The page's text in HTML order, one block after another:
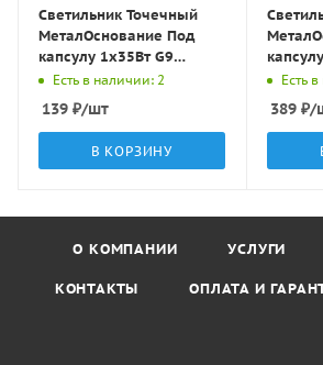
Светильник Точечный
МеталОснование Под
капсулу 1х35Вт G9
Серебро D70х45мм IP20
Y073 LBT
Есть в наличии: 2
139 ₽/шт
В КОРЗИНУ
Серебро
Y067S
Есть
389 ₽/
О КОМПАНИИ УСЛУГИ
КОНТАКТЫ ОПЛАТА И